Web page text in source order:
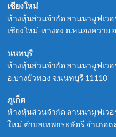
เชียงใหม่
ห้างหุ้นส่วนจำกัด ลานนามูฟเวอ
เชียงใหม่-หางดง ต.หนองควาย
นนทบุรี
ห้างหุ้นส่วนจำกัด ลานนามูฟเวอ
อ.บางบัวทอง จ.นนทบุรี 11110
ภูเก็ต
ห้างหุ้นส่วนจำกัด ลานนามูฟเวอ
ใหม่ ตำบลเทพกระษัตรี อำเภอถ